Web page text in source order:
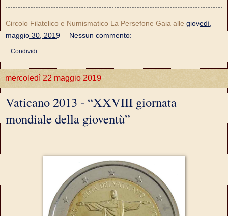
Circolo Filatelico e Numismatico La Persefone Gaia alle giovedì,
maggio 30, 2019
Nessun commento:
Condividi
mercoledì 22 maggio 2019
Vaticano 2013 - “XXVIII giornata
mondiale della gioventù”